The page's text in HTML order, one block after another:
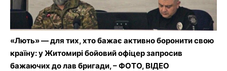
«Лють» — для тих, хто бажає активно боронити свою
країну: у Житомирі бойовий офіцер запросив
бажаючих до лав бригади, – ФОТО, ВІДЕО